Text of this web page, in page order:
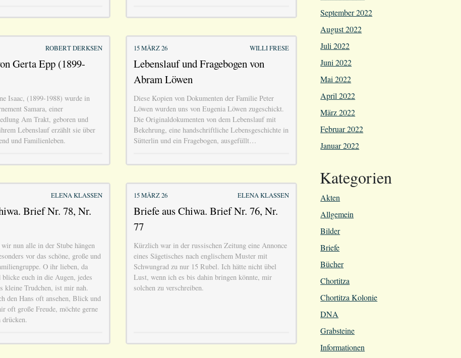
ROBERT DERKSEN
Gerta Epp (1899-
Isaac, (1899-1988) wurde in
Samara, einer
Am Trakt, geboren und
Lebenslauf erzählt sie über
und Familienleben.
15 MÄRZ 26 WILLI FRESE
Lebenslauf und Fragebogen von
Abram Löwen
Diese Kopien von Dokumenten der Familie Peter
Löwen wurden uns von Eugenia Löwen zugeschickt.
Die Originaldokumenten von dem Lebenslauf mit
Bekehrung, eine handschriftliche Lebensgeschichte in
Sütterlin und ein Fragebogen, ausgefüllt…
ELENA KLASSEN
Brief Nr. 78, Nr.
nun alle in der Stube hängen
vor das schöne, große und
O ihr lieben, da
blicke euch in die Augen, jedes
kleine Trudchen, ist mir nah.
den Hans oft ansehen, Blick und
oft große Freude, möchte gerne
drücken.
15 MÄRZ 26 ELENA KLASSEN
Briefe aus Chiwa. Brief Nr. 76, Nr.
77
Kürzlich war in der russischen Zeitung eine Annonce
eines Sägetisches nach englischem Muster mit
Schwungrad zu nur 15 Rubel. Ich hätte nicht übel
Lust, wenn ich es bis dahin bringen könnte, mir
solchen zu verschreiben.
September 2022
August 2022
Juli 2022
Juni 2022
Mai 2022
April 2022
März 2022
Februar 2022
Januar 2022
Kategorien
Akten
Allgemein
Bilder
Briefe
Bücher
Chortitza
Chortitza Kolonie
DNA
Grabsteine
Informationen